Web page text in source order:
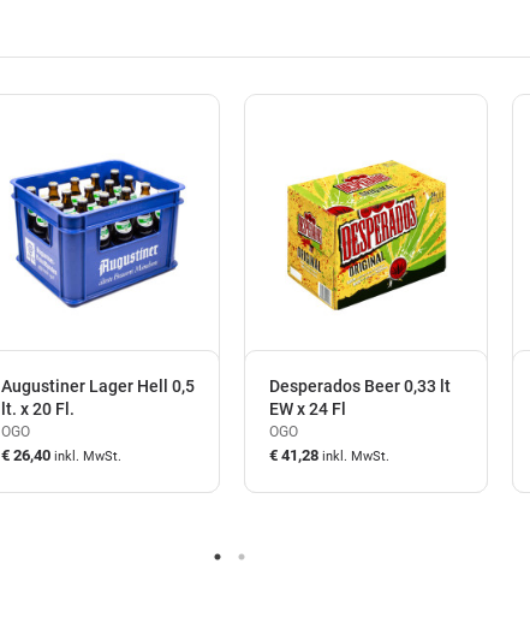
Augustiner Lager Hell 0,5
lt. x 20 Fl.
OGO
€ 26,40 inkl. MwSt.
Desperados Beer 0,33 lt
EW x 24 Fl
OGO
€ 41,28 inkl. MwSt.